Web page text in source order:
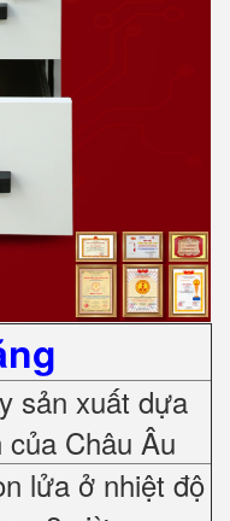
sản xuất dựa
Châu Âu
lửa ở nhiệt độ